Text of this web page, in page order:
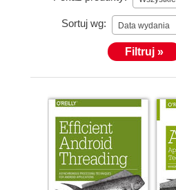
Sortuj wg: Data wydania
Filtruj »